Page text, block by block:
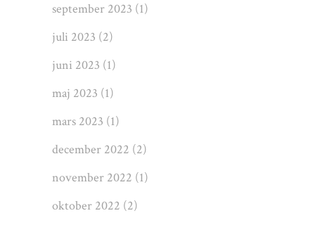
september 2023 (1)
juli 2023 (2)
juni 2023 (1)
maj 2023 (1)
mars 2023 (1)
december 2022 (2)
november 2022 (1)
oktober 2022 (2)